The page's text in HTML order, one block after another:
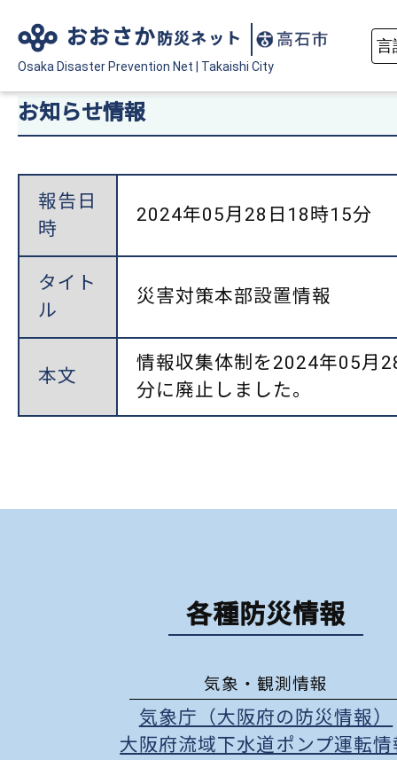
おおさか 防災ネット
Osaka Disaster Prevention Net Takaishi City
お知らせ情報
報告日
時
2024年05月28日18時15分
タイト
ル
災害対策本部設置情報
本文
情報収集体制を2024年05月
分に廃止しました。
各種防災情報
気象・観測情報
気象庁（大阪府の防災情報）
大阪府流域下水道ポンプ運転情